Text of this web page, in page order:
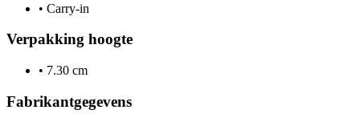
• Carry-in
Verpakking hoogte
• 7.30 cm
Fabrikantgegevens